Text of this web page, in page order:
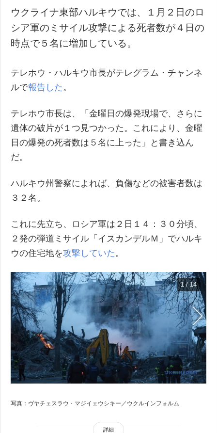
ウクライナ東部ハルキウでは、１月２日のロ
シア軍のミサイル攻撃による死者数が４日の
時点で５名に増加している。
テレホウ・ハルキウ市長がテレグラム・チャンネ
ルで報告した 。
テレホウ市長は、「金曜日の爆発現場で、さらに
遺体の破片が１つ見つかった。これにより、金曜
日の爆発の死者数は５名に上った」と書き込ん
だ。
ハルキウ州警察によれば、負傷などの被害者数は
３２名。
これに先立ち、ロシア軍は２日１４：３０分頃、
２発の弾道ミサイル「イスカンデルＭ」でハルキ
ウの住宅地を攻撃していた 。
1 / 14
写真：ヴヤチェスラウ・マジイェウシキー／ウクルインフォルム
詳細